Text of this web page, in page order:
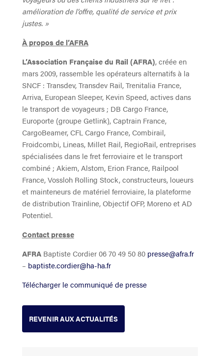
amélioration de l’offre, qualité de service et prix
justes. »
À propos de l’AFRA
L’Association Française du Rail (AFRA), créée en
mars 2009, rassemble les opérateurs alternatifs à la
SNCF : Transdev, Transdev Rail, Trenitalia France,
Arriva, European Sleeper, Kevin Speed, actives dans
le transport de voyageurs ; DB Cargo France,
Europorte (groupe Getlink), Captrain France,
CargoBeamer, CFL Cargo France, Combirail,
Froidcombi, Lineas, Millet Rail, RegioRail, entreprises
spécialisées dans le fret ferroviaire et le transport
combiné ; Akiem, Alstom, Erion France, Railpool
France, Vossloh Rolling Stock, constructeurs, loueurs
et mainteneurs de matériel ferroviaire, la plateforme
de distribution Trainline, Objectif OFP, Moreno et AD
Potentiel.
Contact presse
AFRABaptiste Cordier 06 70 49 50 80 presse@afra.fr
– baptiste.cordier@ha-ha.fr
Télécharger le communiqué de presse
REVENIR AUX ACTUALITÉS